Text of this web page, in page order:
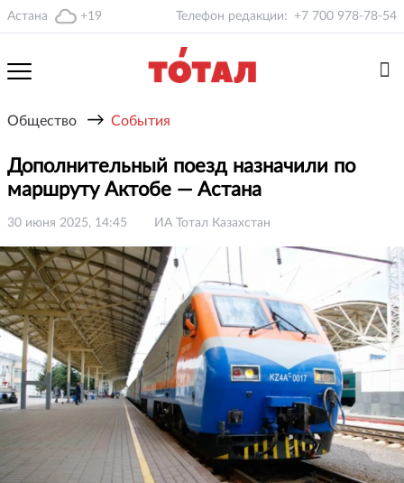
Астана +19 Телефон редакции: +7 700 978-78-54
Общество → События
Дополнительный поезд назначили по
маршруту Актобе — Астана
30 июня 2025, 14:45 ИА Тотал Казахстан